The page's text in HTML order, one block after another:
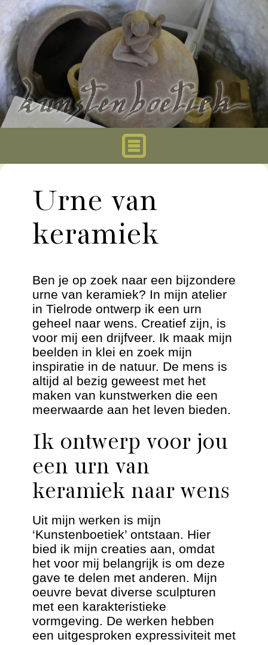
Urnen
Mini urnen
Dieren urnen
Andere werken
Geschiedenis
Nieuws
Contact
Urne van
keramiek
Ben je op zoek naar een bijzondere
urne van keramiek? In mijn atelier
in Tielrode ontwerp ik een urn
geheel naar wens. Creatief zijn, is
voor mij een drijfveer. Ik maak mijn
beelden in klei en zoek mijn
inspiratie in de natuur. De mens is
altijd al bezig geweest met het
maken van kunstwerken die een
meerwaarde aan het leven bieden.
Ik ontwerp voor jou
een urn van
keramiek naar wens
Uit mijn werken is mijn
‘Kunstenboetiek’ ontstaan. Hier
bied ik mijn creaties aan, omdat
het voor mij belangrijk is om deze
gave te delen met anderen. Mijn
oeuvre bevat diverse sculpturen
met een karakteristieke
vormgeving. De werken hebben
een uitgesproken expressiviteit met